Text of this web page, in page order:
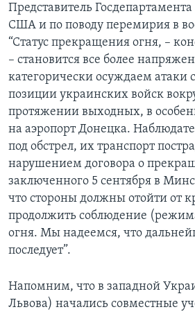
Представитель
США и по поводу перемирия в
“Статус прекращения огня, –
– становится все более
категорически осуждаем атаки
позиции украинских войск
протяжении выходных, в
на аэропорт Донецка.
под обстрел, их транспорт
нарушением договора о
заключенного 5 сентября в
что стороны должны отойти от
продолжить соблюдение
огня. Мы надеемся, что
последует”.
Напомним, что в западной
Львова) начались совместные